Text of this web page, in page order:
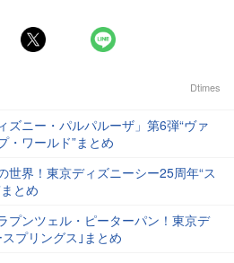
Dtimes
ズニー・パルパルーザ」第6弾“ヴァ
・ワールド”まとめ
世界！東京ディズニーシー25周年“ス
とめ
プンツェル・ピーターパン！東京デ
プリングス｣まとめ